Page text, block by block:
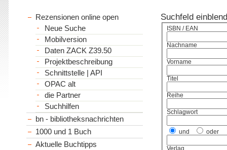
Suchfeld
ISBN / EAN
Nachname
Vorname
Titel
Reihe
Schlagwort
und oder
Verlag
Rezensionen online open
Neue Suche
Mobilversion
Daten ZACK Z39.50
Projektbeschreibung
Schnittstelle | API
OPAC alt
die Partner
Suchhilfen
bn - bibliotheksnachrichten
1000 und 1 Buch
Aktuelle Buchtipps